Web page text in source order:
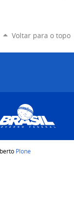
Voltar para o topo
Plone